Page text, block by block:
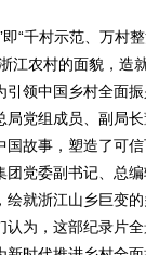
千村示范、万村整
江农村的面貌，造
引领中国乡村全面振
组成员、副局长
国故事，塑造了可信
委副书记、总编
绘就浙江山乡巨变
，这部纪录片全